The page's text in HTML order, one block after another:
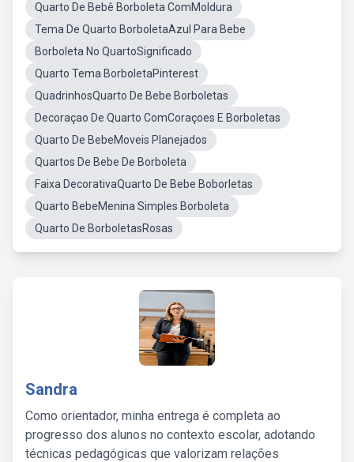
Quarto De Bebê Borboleta ComMoldura
Tema De Quarto BorboletaAzul Para Bebe
Borboleta No QuartoSignificado
Quarto Tema BorboletaPinterest
QuadrinhosQuarto De Bebe Borboletas
Decoraçao De Quarto ComCoraçoes E Borboletas
Quarto De BebeMoveis Planejados
Quartos De Bebe De Borboleta
Faixa DecorativaQuarto De Bebe Boborletas
Quarto BebeMenina Simples Borboleta
Quarto De BorboletasRosas
Sandra
Como orientador, minha entrega é completa ao
progresso dos alunos no contexto escolar, adotando
técnicas pedagógicas que valorizam relações